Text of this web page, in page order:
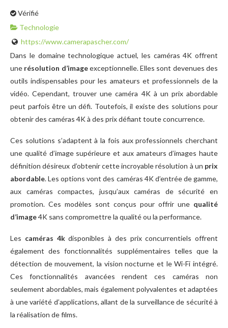
Vérifié
Technologie
https://www.camerapascher.com/
Dans le domaine technologique actuel, les caméras 4K offrent
une résolution d’imageexceptionnelle. Elles sont devenues des
outils indispensables pour les amateurs et professionnels de la
vidéo. Cependant, trouver une caméra 4K à un prix abordable
peut parfois être un défi. Toutefois, il existe des solutions pour
obtenir des caméras 4K à des prix défiant toute concurrence.
Ces solutions s’adaptent à la fois aux professionnels cherchant
une qualité d’image supérieure et aux amateurs d’images haute
définition désireux d’obtenir cette incroyable résolution à un prix
abordable. Les options vont des caméras 4K d’entrée de gamme,
aux caméras compactes, jusqu’aux caméras de sécurité en
promotion. Ces modèles sont conçus pour offrir une qualité
d’image4K sans compromettre la qualité ou la performance.
Les caméras 4kdisponibles à des prix concurrentiels offrent
également des fonctionnalités supplémentaires telles que la
détection de mouvement, la vision nocturne et le Wi-Fi intégré.
Ces fonctionnalités avancées rendent ces caméras non
seulement abordables, mais également polyvalentes et adaptées
à une variété d’applications, allant de la surveillance de sécurité à
la réalisation de films.